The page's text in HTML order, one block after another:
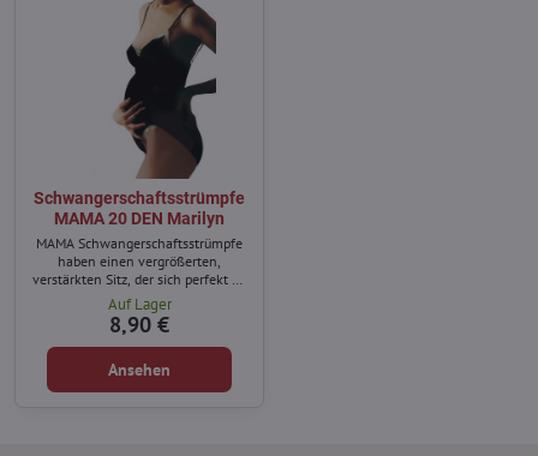
Schwangerschaftsstrümpfe
MAMA 20 DEN Marilyn
MAMA Schwangerschaftsstrümpfe
haben einen vergrößerten,
verstärkten Sitz, der sich perfekt an
den schwangeren Bauch anpasst.
Auf Lager
8,90 €
Ansehen